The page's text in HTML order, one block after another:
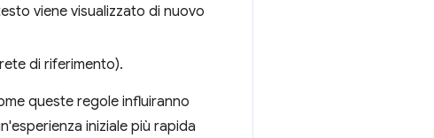
viene visualizzato di nuovo
di riferimento).
queste regole influiranno
iniziale più rapida